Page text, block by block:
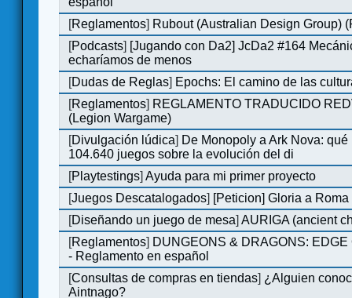
[Reglamentos] Rubout (Australian Design Group)
[Podcasts] [Jugando con Da2] JcDa2 #164
echaríamos de menos
[Dudas de Reglas] Epochs: El camino de las
[Reglamentos] REGLAMENTO TRADUCIDO
(Legion Wargame)
[Divulgación lúdica] De Monopoly a Ark Nova:
104.640 juegos sobre la evolución del di
[Playtestings]Ayuda para mi primer proyecto
[Juegos Descatalogados] [Peticion] Gloria a Roma
[Diseñando un juego de mesa]AURIGA (ancient
[Reglamentos] DUNGEONS & DRAGONS:
- Reglamento en español
[Consultas de compras en tiendas] ¿Alguien
Aintnago?